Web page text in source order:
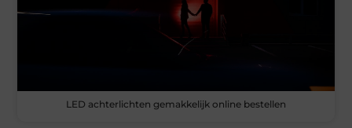
LED achterlichten gemakkelijk online bestellen